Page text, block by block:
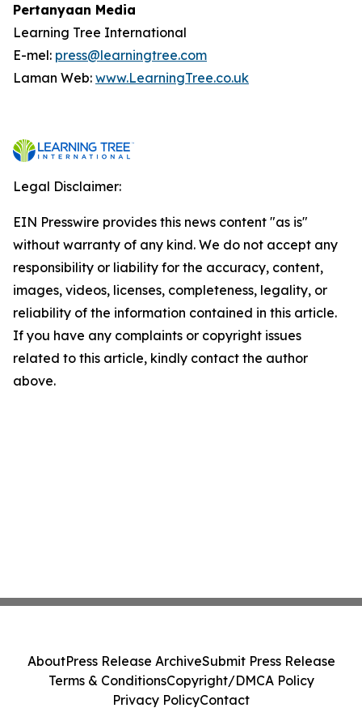
Pertanyaan Media
Learning Tree International
E-mel: press@learningtree.com
Laman Web: www.LearningTree.co.uk
Legal Disclaimer:
EIN Presswire provides this news content "as is"
without warranty of any kind. We do not accept any
responsibility or liability for the accuracy, content,
images, videos, licenses, completeness, legality, or
reliability of the information contained in this article.
If you have any complaints or copyright issues
related to this article, kindly contact the author
above.
AboutPress Release ArchiveSubmit Press Release
Terms & ConditionsCopyright/DMCA Policy
Privacy PolicyContact